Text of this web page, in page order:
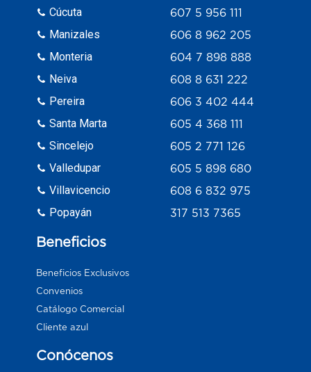
Cúcuta
Manizales
Monteria
Neiva
Pereira
Santa Marta
Sincelejo
Valledupar
Villavicencio
Popayán
607 5 956 111
606 8 962 205
604 7 898 888
608 8 631 222
606 3 402 444
605 4 368 111
605 2 771 126
605 5 898 680
608 6 832 975
317 513 7365
Beneficios
Beneficios Exclusivos
Convenios
Catálogo Comercial
Cliente azul
Conócenos